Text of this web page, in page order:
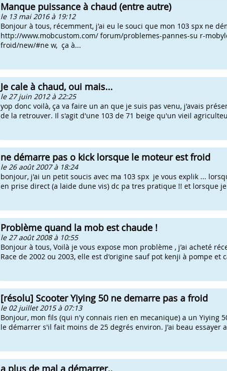
Manque puissance à chaud (entre autre)
le 13 mai 2016 à 19:12
Bonjour à tous, récemment, j'ai eu le souci que mon 103 spx ne
http://www.mobcustom.com/ forum/problemes-pannes-su r-
froid/new/#ne w, ça à...
Je cale à chaud, oui mais...
le 27 juin 2012 à 22:25
yop donc voilà, ça va faire un an que je suis pas venu, j'avais
de la retrouver. Il s'agit d'une 103 de 71 beige qu'un vieil
ne démarre pas o kick lorsque le moteur est froid
le 26 août 2007 à 18:24
bonjour, j'ai un petit soucis avec ma 103 spx je vous explik ...
en prise direct (a laide dune vis) dc pa tres pratique !! et lorsque
Problème quand la mob est chaude !
le 27 août 2008 à 10:55
Bonjour à tous, Voilà je vous expose mon problème , j'ai acheté
Race de 2002 ou 2003, elle est d'origine sauf pot kenji à pompe et
[résolu] Scooter Yiying 50 ne demarre pas a froid
le 02 juillet 2015 à 07:13
Bonjour, mon fils (qui n'y connais rien en mecanique) a un Yiying
le démarrer s'il fait moins de 25 degrés environ. J'ai beau essayer
a plus de mal a démarrer..